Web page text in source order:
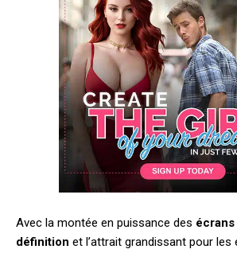
Avec la montée en puissance des
définition et l’attrait grandissant pour les